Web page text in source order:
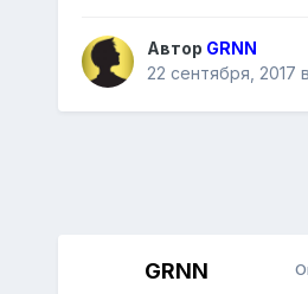
Автор GRNN
22 сентября, 2017 в
GRNN